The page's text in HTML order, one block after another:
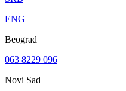
ENG
Beograd
063 8229 096
Novi Sad